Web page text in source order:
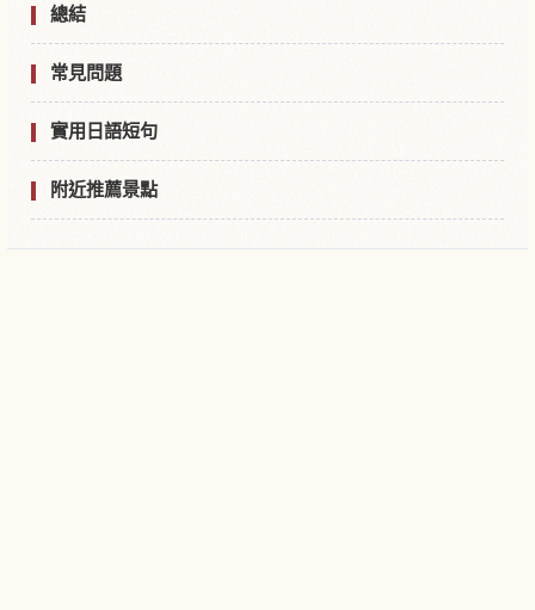
總結
常見問題
實用日語短句
附近推薦景點